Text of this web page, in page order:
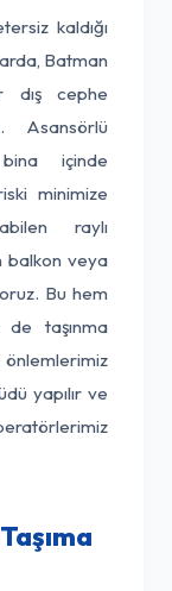
kaldığı
Batman
dış cephe
Asansörlü
içinde
minimize
raylı
balkon veya
Bu hem
taşınma
önlemlerimiz
yapılır ve